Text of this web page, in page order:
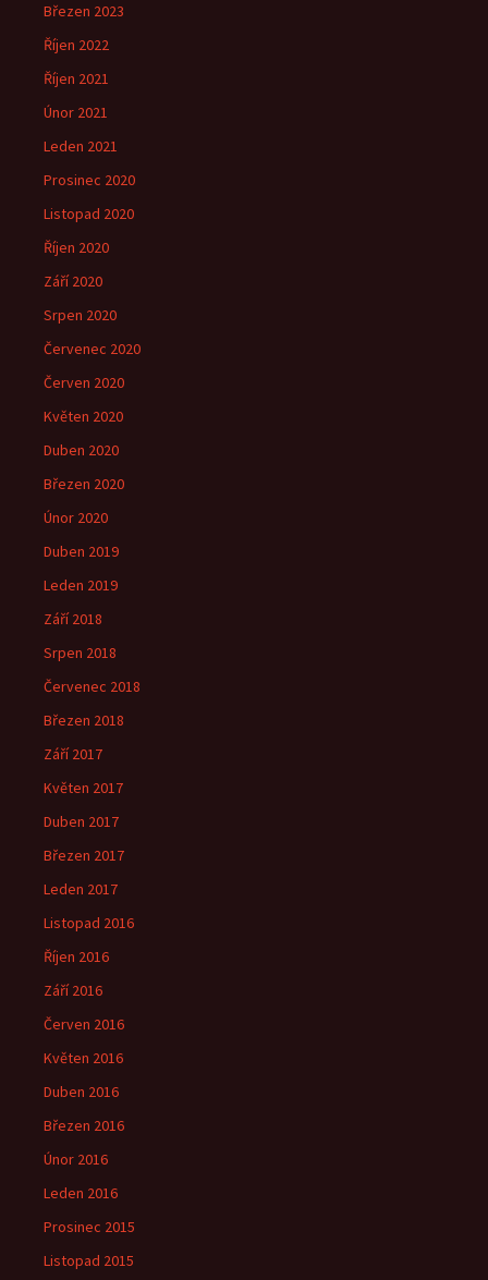
Březen 2023
Říjen 2022
Říjen 2021
Únor 2021
Leden 2021
Prosinec 2020
Listopad 2020
Říjen 2020
Září 2020
Srpen 2020
Červenec 2020
Červen 2020
Květen 2020
Duben 2020
Březen 2020
Únor 2020
Duben 2019
Leden 2019
Září 2018
Srpen 2018
Červenec 2018
Březen 2018
Září 2017
Květen 2017
Duben 2017
Březen 2017
Leden 2017
Listopad 2016
Říjen 2016
Září 2016
Červen 2016
Květen 2016
Duben 2016
Březen 2016
Únor 2016
Leden 2016
Prosinec 2015
Listopad 2015